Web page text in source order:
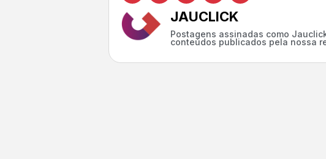
JAUCLICK
Postagens assinadas como
conteúdos publicados pela nossa